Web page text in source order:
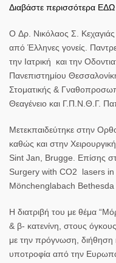
Διαβάστε περισσότερα ΕΔΩ
Ο Δρ. Νικόλαος Σ. Κεχαγιάς
από Έλληνες γονείς.
την Ιατρική και την
Πανεπιστημίου
Στοματικής &
Θεαγένειο και Γ.Π.Ν.Θ.Γ.
Μετεκπαιδεύτηκε στην
καθώς και στην
Sint Jan, Brugge. Επίσης
Surgery with CO2 lasers
Mönchenglabach Bethesda
Η διατριβή του με θέμα
& β- κατενίνη, στους
με την πρόγνωση, διήθηση
υποτροφία από την